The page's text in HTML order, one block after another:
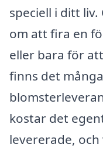
speciell i ditt
om att fira en
eller bara för
finns det
kostar det
levererade,